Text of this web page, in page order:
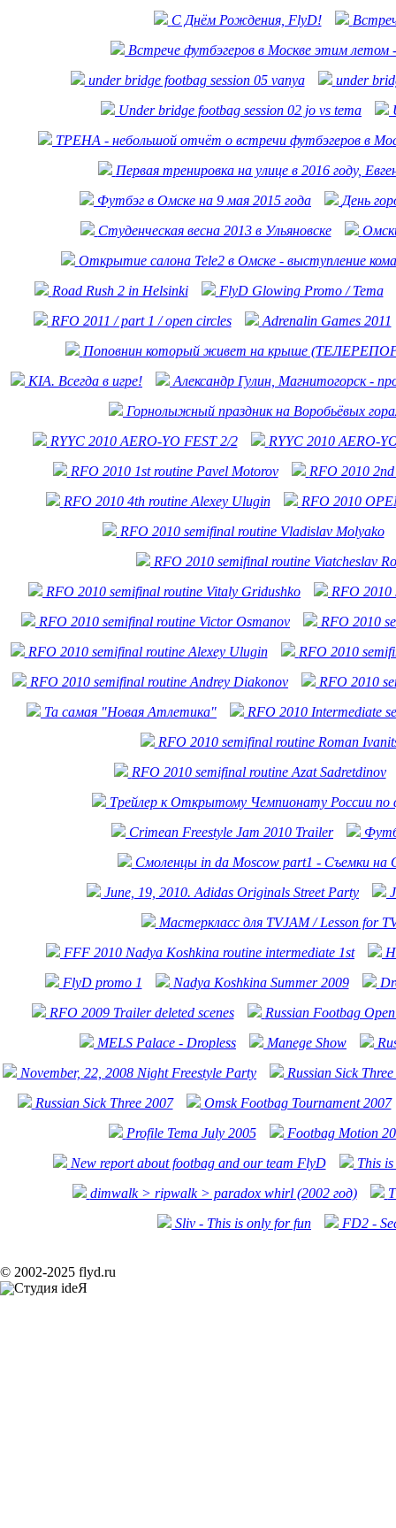
С Днём Рождения, FlyD!
Встрече футбэгеров в Москве этим летом
under bridge footbag session 05 vanya
under
Under bridge footbag session 02 jo vs tema
ТРЕНА - небольшой отчёт о встречи футбэгеров в
Первая тренировка на улице в 2016 году,
Футбэг в Омске на 9 мая 2015 года
День
Студенческая весна 2013 в Ульяновске
Открытие салона Tele2 в Омске - выступление
Road Rush 2 in Helsinki
FlyD Glowing Promo / Tema
RFO 2011 / part 1 / open circles
Adrenalin Games 2011
Поповнин который живет на крыше
KIA. Всегда в игре!
Александр Гулин, Магнитогорск -
Горнолыжный праздник на Воробьёвых
RYYC 2010 AERO-YO FEST 2/2
RYYC 2010 AERO-
RFO 2010 1st routine Pavel Motorov
RFO 2010
RFO 2010 4th routine Alexey Ulugin
RFO 2010
RFO 2010 semifinal routine Vladislav Molyako
RFO 2010 semifinal routine Viatcheslav
RFO 2010 semifinal routine Vitaly Gridushko
RFO 2010
RFO 2010 semifinal routine Victor Osmanov
RFO 2010
RFO 2010 semifinal routine Alexey Ulugin
RFO 2010
RFO 2010 semifinal routine Andrey Diakonov
RFO 2010
Та самая "Новая Атлетика"
RFO 2010 Intermediate
RFO 2010 semifinal routine Roman
RFO 2010 semifinal routine Azat Sadretdinov
Трейлер к Открытому Чемпионату России по
Crimean Freestyle Jam 2010 Trailer
Смоленцы in da Moscow part1 - Съемки на
June, 19, 2010. Adidas Originals Street Party
Мастеркласс для TVJAM / Lesson for
FFF 2010 Nadya Koshkina routine intermediate 1st
FlyD promo 1
Nadya Koshkina Summer 2009
RFO 2009 Trailer deleted scenes
Russian Footbag
MELS Palace - Dropless
Manege Show
November, 22, 2008 Night Freestyle Party
Russian Sick
Russian Sick Three 2007
Omsk Footbag Tournament 2007
Profile Tema July 2005
Footbag Motion
New report about footbag and our team FlyD
This
dimwalk > ripwalk > paradox whirl (2002 год)
Sliv - This is only for fun
FD2 -
© 2002-2025 flyd.ru